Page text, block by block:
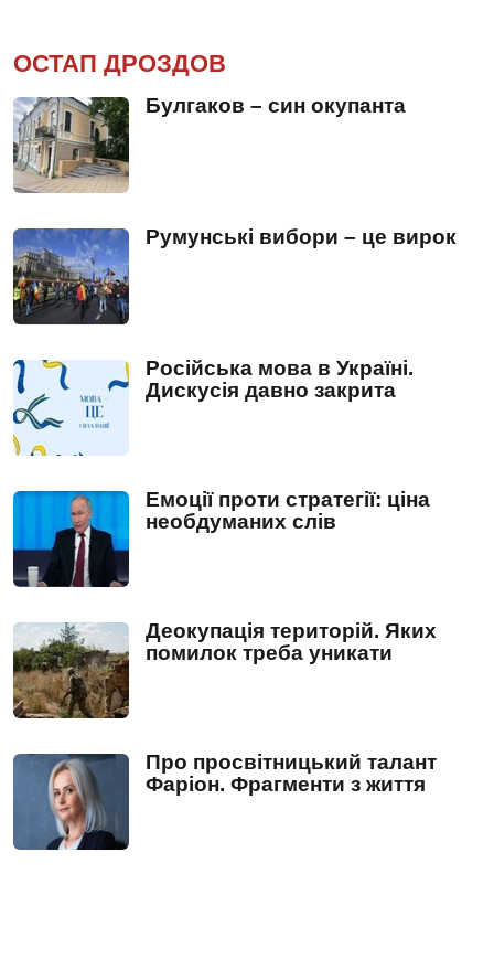
ОСТАП ДРОЗДОВ
Булгаков – син окупанта
Румунські вибори – це вирок
Російська мова в Україні.
Дискусія давно закрита
Емоції проти стратегії: ціна
необдуманих слів
Деокупація територій. Яких
помилок треба уникати
Про просвітницький талант
Фаріон. Фрагменти з життя